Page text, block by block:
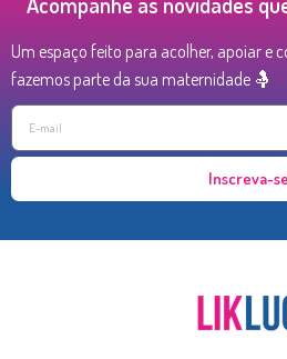
Um espaço feito para acolher, apoiar e
fazemos parte da sua maternidade 🤱
Inscreva-se